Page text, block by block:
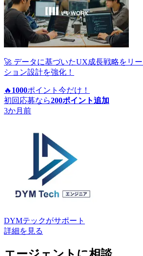
🚀 データに基づいたUX成長戦略をリ
ション設計を強化！
🔥 1000ポイント 今だけ！
初回応募なら200ポイント追加
3か月前
DYMテックがサポート
詳細を見る